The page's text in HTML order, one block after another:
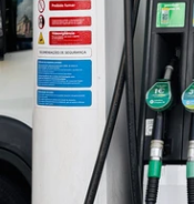
Em julho, o
do açúcar
óleos vegetais
Estes aumentos